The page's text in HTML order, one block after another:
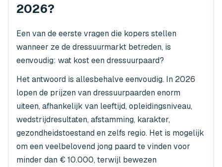
2026?
Een van de eerste vragen die kopers stellen
wanneer ze de dressuurmarkt betreden, is
eenvoudig: wat kost een dressuurpaard?
Het antwoord is allesbehalve eenvoudig. In 2026
lopen de prijzen van dressuurpaarden enorm
uiteen, afhankelijk van leeftijd, opleidingsniveau,
wedstrijdresultaten, afstamming, karakter,
gezondheidstoestand en zelfs regio. Het is mogelijk
om een veelbelovend jong paard te vinden voor
minder dan € 10.000, terwijl bewezen